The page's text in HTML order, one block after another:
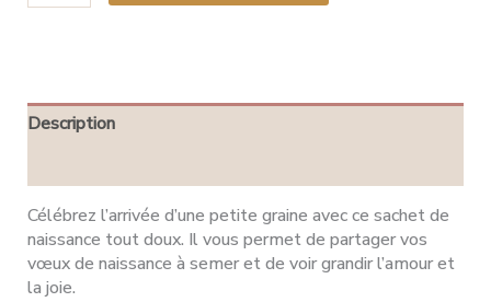
Description
Célébrez l’arrivée d’une petite graine avec ce sachet de
naissance tout doux. Il vous permet de partager vos
vœux de naissance à semer et de voir grandir l’amour et
la joie.